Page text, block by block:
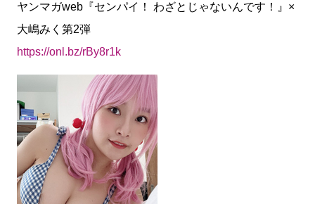
ヤンマガweb『センパイ！ わざとじゃないんです！』×
大嶋みく第2弾
https://onl.bz/rBy8r1k